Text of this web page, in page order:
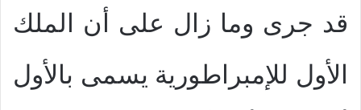
قد جرى وما زال على أن الملك
الأول للإمبراطورية يسمى بالأول